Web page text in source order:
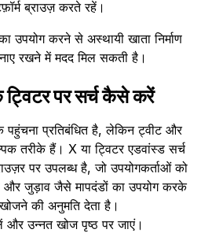
ब्राउज़ करते रहें।
उपयोग करने से अस्थायी खाता निर्माण
रखने में मदद मिल सकती है।
पर सर्च कैसे करें
पहुंचना प्रतिबंधित है, लेकिन ट्वीट और
तरीके हैं। X या ट्विटर एडवांस्ड सर्च
पर उपलब्ध है, जो उपयोगकर्ताओं को
और जुड़ाव जैसे मापदंडों का उपयोग करके
की अनुमति देता है।
और उन्नत खोज पृष्ठ पर जाएं।